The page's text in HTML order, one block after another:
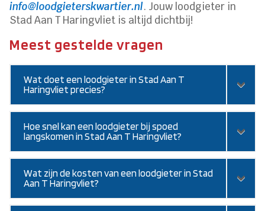
info@loodgieterskwartier.nl. Jouw loodgieter in
Stad Aan T Haringvliet is altijd dichtbij!
Meest gestelde vragen
Wat doet een loodgieter in Stad Aan T
Haringvliet precies?
Hoe snel kan een loodgieter bij spoed
langskomen in Stad Aan T Haringvliet?
Wat zijn de kosten van een loodgieter in Stad
Aan T Haringvliet?